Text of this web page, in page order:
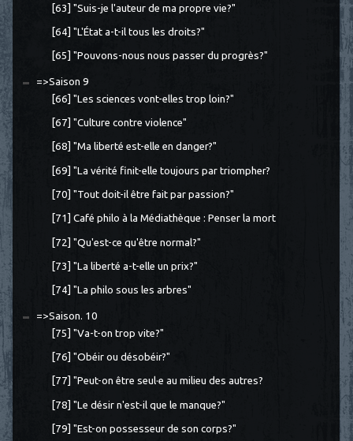
[63] "Suis-je l'auteur de ma propre vie?"
[64] "L'État a-t-il tous les droits?"
[65] "Pouvons-nous nous passer du progrès?"
=>Saison 9
[66] "Les sciences vont-elles trop loin?"
[67] "Culture contre violence"
[68] "Ma liberté est-elle en danger?"
[69] "La vérité finit-elle toujours par triompher?
[70] "Tout doit-il être fait par passion?"
[71] Café philo à la Médiathèque : Penser la mort
[72] "Qu'est-ce qu'être normal?"
[73] "La liberté a-t-elle un prix?"
[74] "La philo sous les arbres"
=>Saison. 10
[75] "Va-t-on trop vite?"
[76] "Obéir ou désobéir?"
[77] "Peut-on être seul·e au milieu des autres?
[78] "Le désir n'est-il que le manque?"
[79] "Est-on possesseur de son corps?"